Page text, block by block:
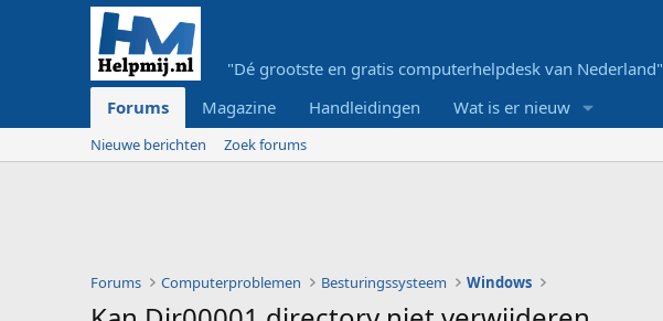
"Dé grootste en gratis computerhelpdesk van Nederland"
Forums
Magazine Handleidingen Wat is er nieuw
Nieuwe berichten Zoek forums
Forums Computerproblemen Besturingssysteem Windows